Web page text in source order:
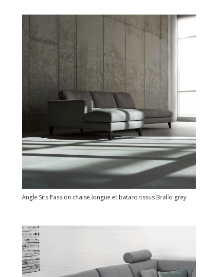
Angle Sits Passion chaise longue et batard tissus Brallo grey